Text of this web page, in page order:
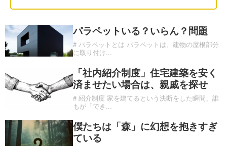
パラペットいる？いらん？問題
# パラペットとは パラペットは、建物の屋根部分
に取り付け...
「社内紹介制度」住宅建築を安く
済ませたい場合は、親戚を探せ
# 紹介制度 家を建てるという決断をした瞬間、誰
もが「でき ...
僕たちは「森」に幻想を抱きすぎ
ている